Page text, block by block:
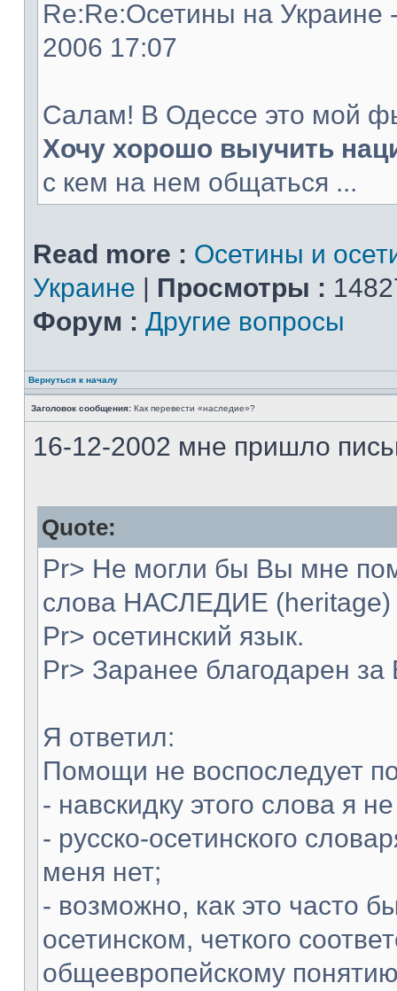
Re:Re:Осетины на Украине
2006 17:07
Салам! В Одессе это мой
Хочу хорошо выучить
с кем на нем общаться ...
Read more : Осетины и
Украине | Просмотры :
Форум : Другие вопросы
Вернуться к началу
Заголовок сообщения: Как перевести «наследие»?
16-12-2002 мне пришло
Quote:
Pr> Не могли бы Вы мне
слова НАСЛЕДИЕ (heritage)
Pr> осетинский язык.
Pr> Заранее благодарен
Я ответил:
Помощи не воспоследует
- навскидку этого слова я
- русско-осетинского
меня нет;
- возможно, как это часто
осетинском, четкого
общеевропейскому